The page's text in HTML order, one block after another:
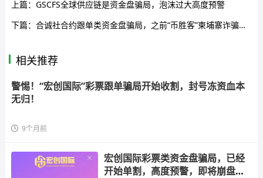
上篇： GSCFS全球供应链是资金盘骗局，泡沫过大高度预警
下篇： 合诚社合约跟单类资金盘骗局，之前“币胜客”柬埔寨诈骗团伙搞的平移重启盘，你又去填坑了吗？
相关推荐
警惕！“宏创国际”彩票跟单骗局开始收割，封号冻资血本
无归！
9个月前
宏创国际彩票类资金盘骗局，已经
开始单割，高度预警，即将崩盘跑